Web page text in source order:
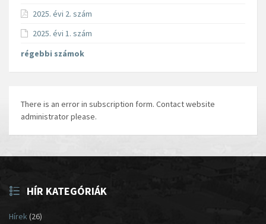
2025. évi 2. szám
2025. évi 1. szám
régebbi számok
There is an error in subscription form. Contact website
administrator please.
HÍR KATEGÓRIÁK
Hírek(26)